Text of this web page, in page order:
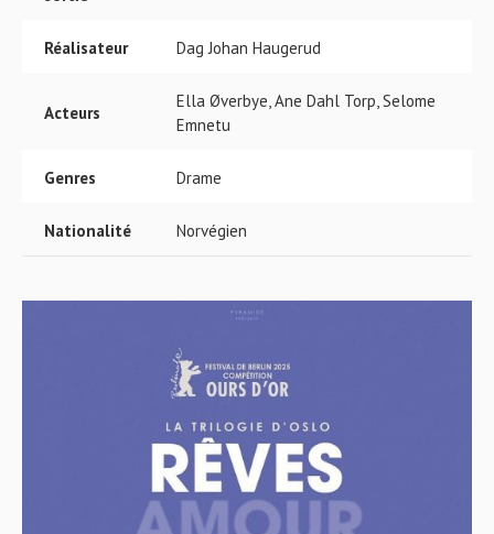
Réalisateur Dag Johan Haugerud
Acteurs
Ella Øverbye, Ane Dahl Torp, Selome
Emnetu
Genres Drame
Nationalité Norvégien